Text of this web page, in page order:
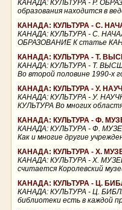
КАНАДА: КУЛЬТУРА - Р.
образования находится в
КАНАДА: КУЛЬТУРА - С.
КАНАДА: КУЛЬТУРА - С.
ОБРАЗОВАНИЕ К статье
КАНАДА: КУЛЬТУРА - Т.
КАНАДА: КУЛЬТУРА - Т.
Во второй половине 1990-х
КАНАДА: КУЛЬТУРА - У.
КАНАДА: КУЛЬТУРА - У.
КУЛЬТУРА Во многих
КАНАДА: КУЛЬТУРА - Ф.
КАНАДА: КУЛЬТУРА - Ф.
Как и многие другие
КАНАДА: КУЛЬТУРА - Х.
КАНАДА: КУЛЬТУРА - Х.
считается Королевский
КАНАДА: КУЛЬТУРА - Ц.
КАНАДА: КУЛЬТУРА - Ц.
библиотеки есть в каждой